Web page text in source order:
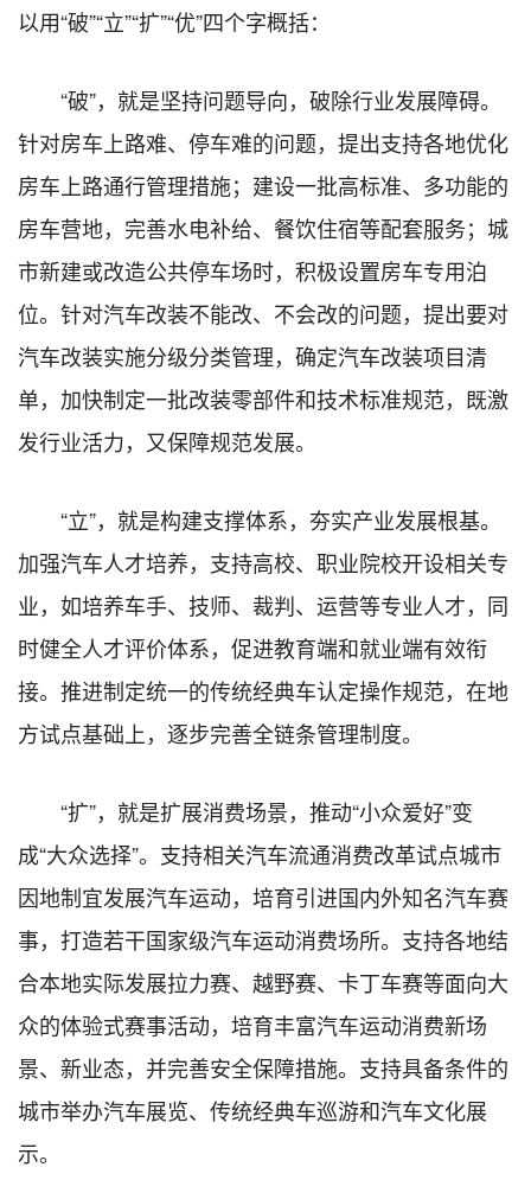
以用“破”“立”“扩”“优”四个字概括：
“破”，就是坚持问题导向，破除行业发展障碍。
针对房车上路难、停车难的问题，提出支持各地优化
房车上路通行管理措施；建设一批高标准、多功能的
房车营地，完善水电补给、餐饮住宿等配套服务；城
市新建或改造公共停车场时，积极设置房车专用泊
位。针对汽车改装不能改、不会改的问题，提出要对
汽车改装实施分级分类管理，确定汽车改装项目清
单，加快制定一批改装零部件和技术标准规范，既激
发行业活力，又保障规范发展。
“立”，就是构建支撑体系，夯实产业发展根基。
加强汽车人才培养，支持高校、职业院校开设相关专
业，如培养车手、技师、裁判、运营等专业人才，同
时健全人才评价体系，促进教育端和就业端有效衔
接。推进制定统一的传统经典车认定操作规范，在地
方试点基础上，逐步完善全链条管理制度。
“扩”，就是扩展消费场景，推动“小众爱好”变
成“大众选择”。支持相关汽车流通消费改革试点城市
因地制宜发展汽车运动，培育引进国内外知名汽车赛
事，打造若干国家级汽车运动消费场所。支持各地结
合本地实际发展拉力赛、越野赛、卡丁车赛等面向大
众的体验式赛事活动，培育丰富汽车运动消费新场
景、新业态，并完善安全保障措施。支持具备条件的
城市举办汽车展览、传统经典车巡游和汽车文化展
示。